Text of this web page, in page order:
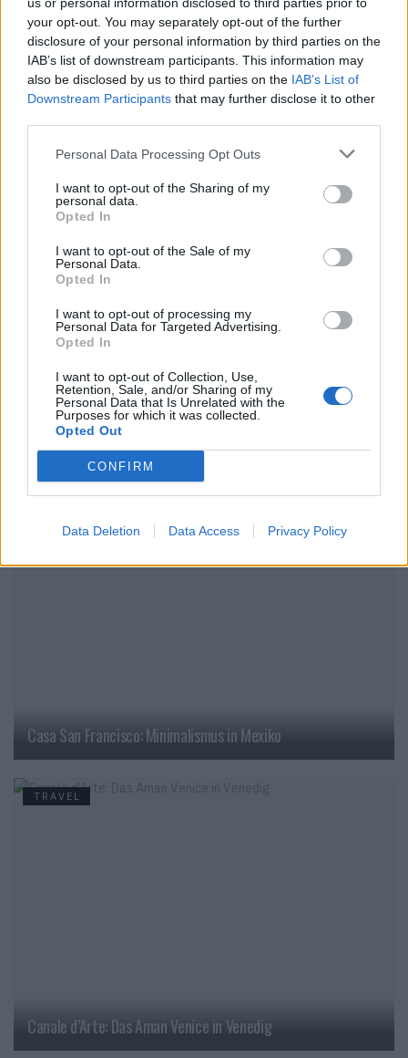
your opt-out. You may separately opt-out of the further
disclosure of your personal information by third parties on the
IAB’s list of downstream participants. This information may
also be disclosed by us to third parties on the IAB’s List of
Downstream Participants that may further disclose it to other
Personal Data Processing Opt Outs
I want to opt-out of the Sharing of my
personal data.
Opted In
I want to opt-out of the Sale of my
Personal Data.
Opted In
I want to opt-out of processing my
Personal Data for Targeted Advertising.
Opted In
I want to opt-out of Collection, Use,
Retention, Sale, and/or Sharing of my
Personal Data that Is Unrelated with the
Purposes for which it was collected.
Opted Out
CONFIRM
Data Deletion Data Access Privacy Policy
THE HYPE: Travel News & Trends
TRAVEL
Unser Hoteltipp: Das Cresta Palace in Celerina
Casa San Francisco: Minimalismus in Mexiko
TRAVEL
Canale d’Arte: Das Aman Venice in Venedig